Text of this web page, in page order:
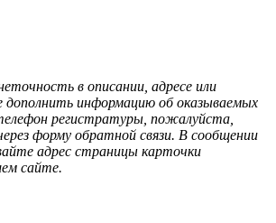
в описании, адресе или
информацию об оказываемых
регистратуры, пожалуйста,
форму обратной связи. В сообщении
адрес страницы карточки
сайте.